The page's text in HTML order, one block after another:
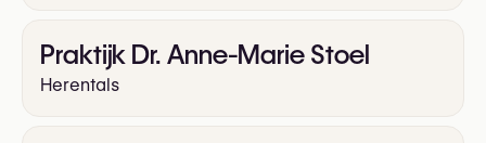
Praktijk Dr. Anne-Marie Stoel
Herentals